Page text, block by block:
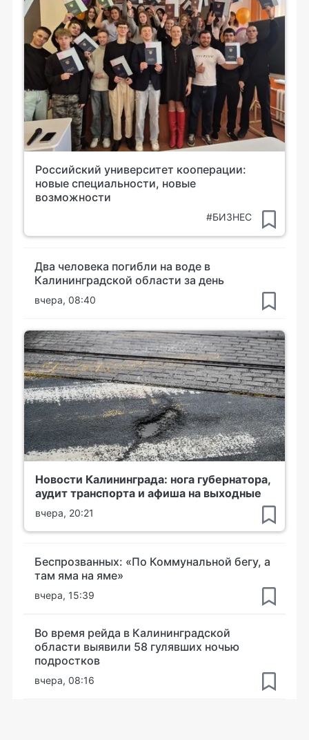
Российский университет кооперации:
новые специальности, новые
возможности
#БИЗНЕС
Два человека погибли на воде в
Калининградской области за день
вчера, 08:40
Новости Калининграда: нога губернатора,
аудит транспорта и афиша на выходные
вчера, 20:21
Беспрозванных: «По Коммунальной бегу, а
там яма на яме»
вчера, 15:39
Во время рейда в Калининградской
области выявили 58 гулявших ночью
подростков
вчера, 08:16